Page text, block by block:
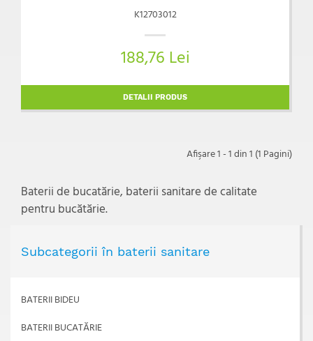
K12703012
188,76 Lei
DETALII PRODUS
Afişare 1 - 1 din 1 (1 Pagini)
Baterii de bucatărie, baterii sanitare de calitate
pentru bucătărie.
Subcategorii în baterii sanitare
BATERII BIDEU
BATERII BUCATĂRIE